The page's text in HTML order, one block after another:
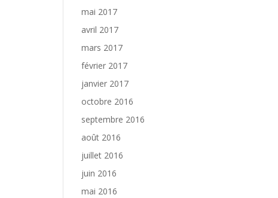
mai 2017
avril 2017
mars 2017
février 2017
janvier 2017
octobre 2016
septembre 2016
août 2016
juillet 2016
juin 2016
mai 2016